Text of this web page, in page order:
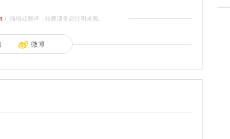
）编辑或翻译，转载请务必注明来源。
微博